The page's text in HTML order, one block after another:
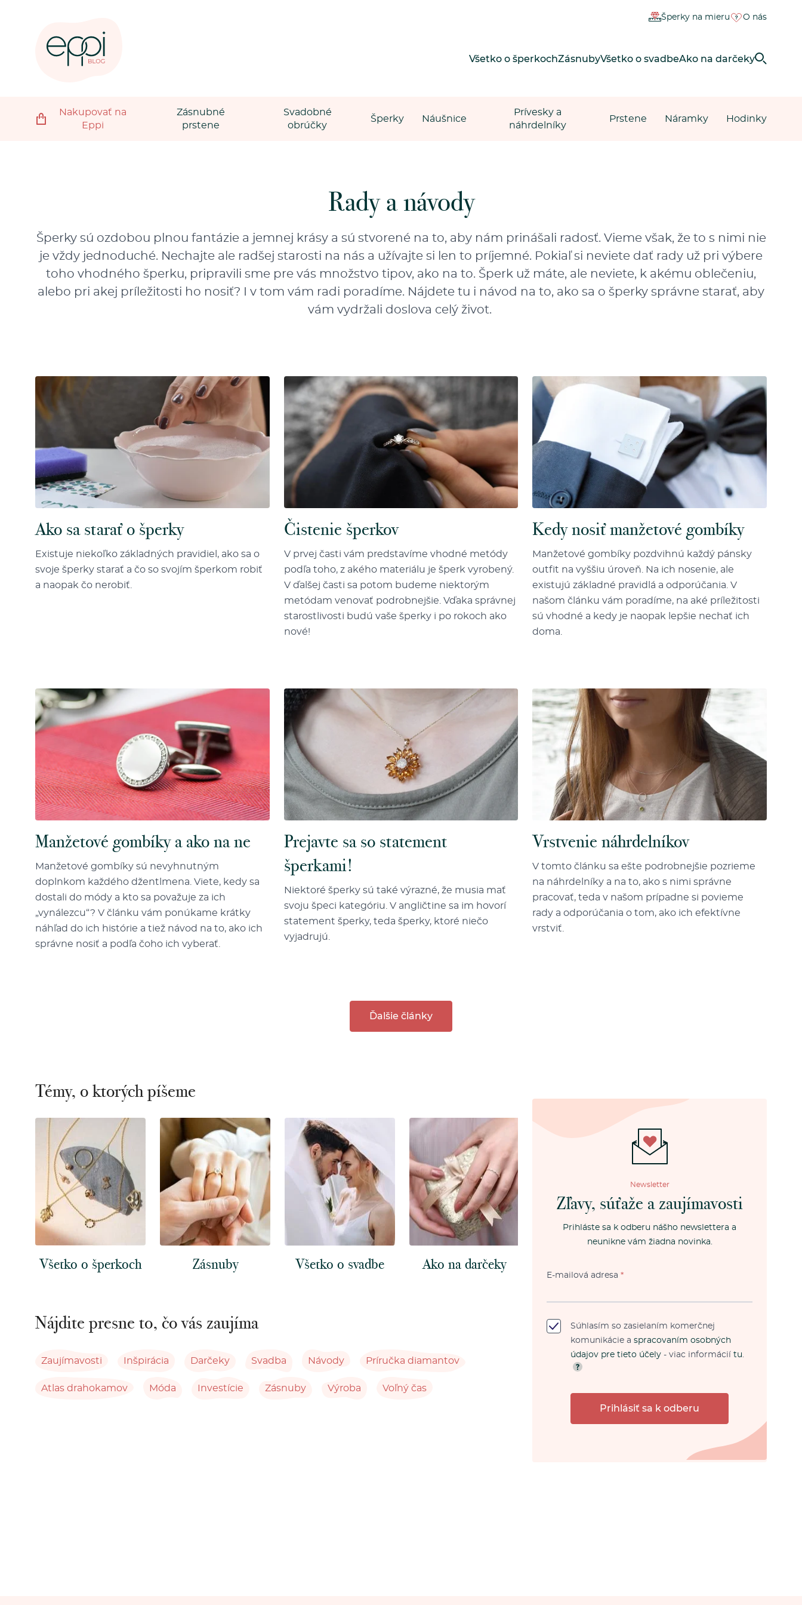
Šperky na mieru O nás
Všetko o šperkochZásnubyVšetko o svadbeAko na darčeky
Nakupovať na
Eppi
Zásnubné
prstene
Svadobné
obrúčky
Šperky Náušnice
Prívesky a
náhrdelníky
Prstene Náramky Hodinky
Rady a návody
Šperky sú ozdobou plnou fantázie a jemnej krásy a sú stvorené na to, aby nám prinášali radosť. Vieme však, že to s nimi nie
je vždy jednoduché. Nechajte ale radšej starosti na nás a užívajte si len to príjemné. Pokiaľ si neviete dať rady už pri výbere
toho vhodného šperku, pripravili sme pre vás množstvo tipov, ako na to. Šperk už máte, ale neviete, k akému oblečeniu,
alebo pri akej príležitosti ho nosiť? I v tom vám radi poradíme. Nájdete tu i návod na to, ako sa o šperky správne starať, aby
vám vydržali doslova celý život.
Ako sa starať o šperky
Existuje niekoľko základných pravidiel, ako sa o
svoje šperky starať a čo so svojím šperkom robiť
a naopak čo nerobiť.
Čistenie šperkov
V prvej časti vám predstavíme vhodné metódy
podľa toho, z akého materiálu je šperk vyrobený.
V ďalšej časti sa potom budeme niektorým
metódam venovať podrobnejšie. Vďaka správnej
starostlivosti budú vaše šperky i po rokoch ako
nové!
Kedy nosiť manžetové gombíky
Manžetové gombíky pozdvihnú každý pánsky
outfit na vyššiu úroveň. Na ich nosenie, ale
existujú základné pravidlá a odporúčania. V
našom článku vám poradíme, na aké príležitosti
sú vhodné a kedy je naopak lepšie nechať ich
doma.
Manžetové gombíky a ako na ne
Manžetové gombíky sú nevyhnutným
doplnkom každého džentlmena. Viete, kedy sa
dostali do módy a kto sa považuje za ich
„vynálezcu“? V článku vám ponúkame krátky
náhľad do ich histórie a tiež návod na to, ako ich
správne nosiť a podľa čoho ich vyberať.
Prejavte sa so statement
šperkami!
Niektoré šperky sú také výrazné, že musia mať
svoju špeci kategóriu. V angličtine sa im hovorí
statement šperky, teda šperky, ktoré niečo
vyjadrujú.
Vrstvenie náhrdelníkov
V tomto článku sa ešte podrobnejšie pozrieme
na náhrdelníky a na to, ako s nimi správne
pracovať, teda v našom prípadne si povieme
rady a odporúčania o tom, ako ich efektívne
vrstviť.
Ďalšie články
Témy, o ktorých píšeme
Všetko o šperkoch Zásnuby Všetko o svadbe Ako na darčeky
Nájdite presne to, čo vás zaujíma
Zaujímavosti Inšpirácia Darčeky Svadba Návody Príručka diamantov
Atlas drahokamov Móda Investície Zásnuby Výroba Voľný čas
Newsletter
Zľavy, súťaže a zaujímavosti
Prihláste sa k odberu nášho newslettera a
neunikne vám žiadna novinka.
E-mailová adresa*
Súhlasím so zasielaním komerčnej
komunikácie aspracovaním osobných
údajov pre tieto účely - viac informáciítu.
Prihlásiť sa k odberu